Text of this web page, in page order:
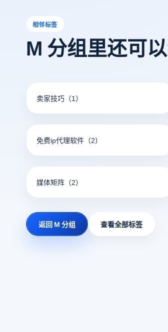
相邻标签
M 分组里还可
卖家技巧 （1）
免费ip代理软件 （2）
媒体矩阵 （2）
返回 M 分组 查看全部标签